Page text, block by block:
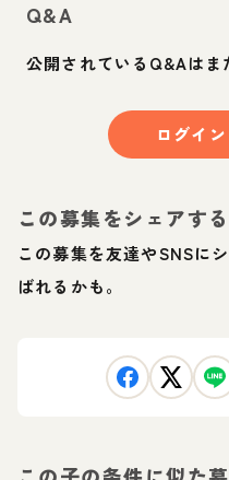
Q&A
公開されているQ&Aはま
ログイ
この募集をシェアする
この募集を友達やSNSに
ばれるかも。